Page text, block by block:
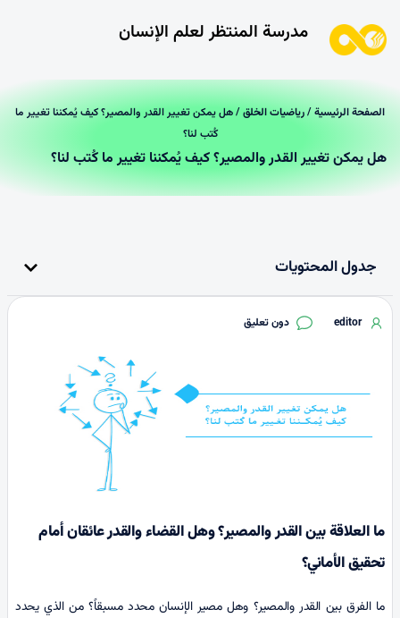
مدرسة المنتظر لعلم الإنسان
الصفحة الرئیسیة/رياضيات الخلق/ هل يمكن تغيير القدر والمصير؟ كيف يُمكننا تغيير ما
كُتب لنا؟
هل يمكن تغيير القدر والمصير؟ كيف يُمكننا تغيير ما كُتب لنا؟
جدول المحتويات
editor دون تعليق
ما العلاقة بين القدر والمصير؟ وهل القضاء والقدر عائقان أمام
تحقيق الأماني؟
ما الفرق بين القدر والمصير؟ وهل مصير الإنسان محدد مسبقاً؟ من الذي يحدد